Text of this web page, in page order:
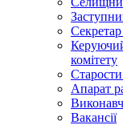
комітету
Апарат
Вакансії